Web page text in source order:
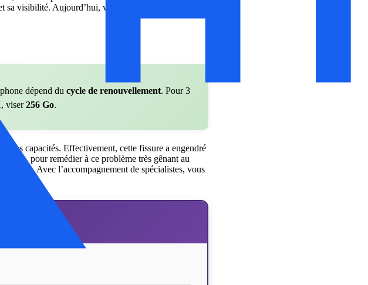
sa visibilité. Aujourd’hui, vous pouvez acheter un
dépend du cycle de renouvellement. Pour 3
viser256 Go.
ses capacités. Effectivement, cette fissure a engendré
vous, pour remédier à ce problème très gênant au
Avec l’accompagnement de spécialistes, vous